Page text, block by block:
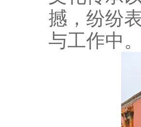
撼，纷纷
与工作中。